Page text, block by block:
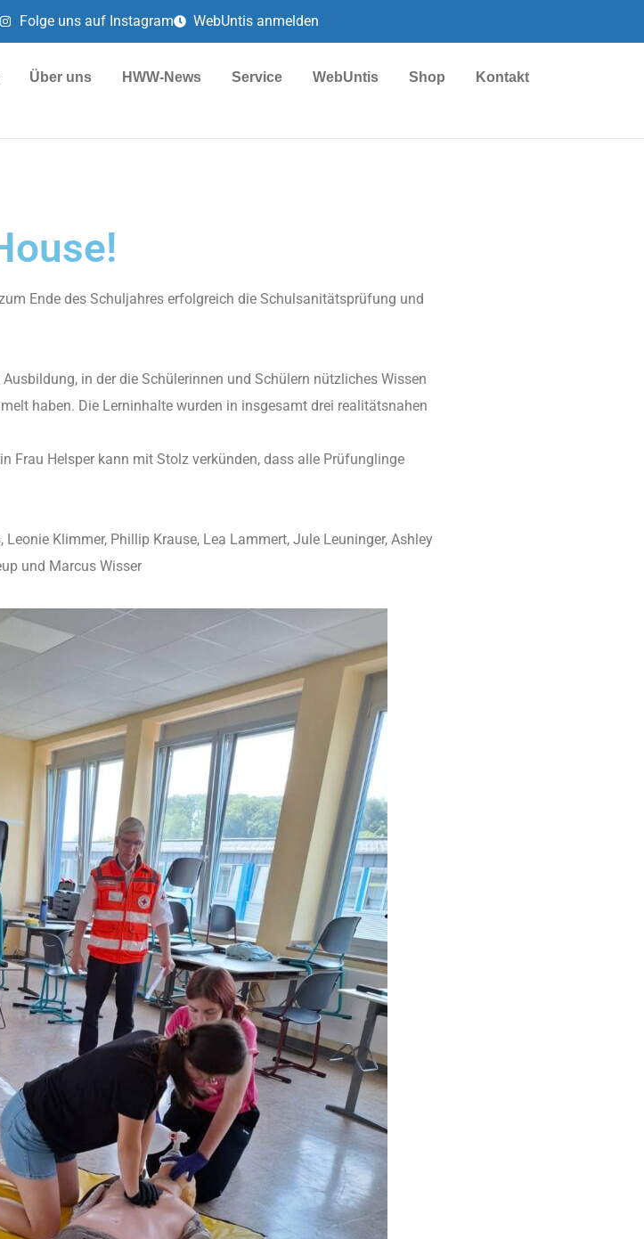
Folge uns auf Instagram WebUntis anmelden
Über uns HWW-News Service WebUntis Shop Kontakt
Ende des Schuljahres erfolgreich die Schulsanitätsprüfung und
in der die Schülerinnen und Schülern nützliches Wissen
haben. Die Lerninhalte wurden in insgesamt drei realitätsnahen
Frau Helsper kann mit Stolz verkünden, dass alle Prüfunglinge
Klimmer, Phillip Krause, Lea Lammert, Jule Leuninger, Ashley
und Marcus Wisser